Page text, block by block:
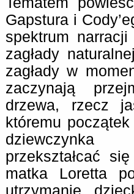
Gapstura i
spektrum
zagłady
zagłady w
zaczynają
drzewa, rzecz
któremu
dziewczynka
przekształcać
matka Loretta
utrzymanie